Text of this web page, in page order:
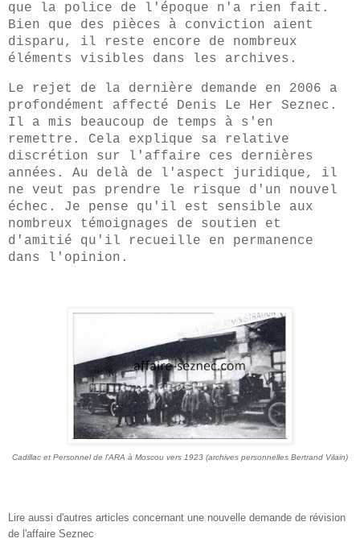
que la police de l'époque n'a rien fait.
Bien que des pièces à conviction aient
disparu, il reste encore de nombreux
éléments visibles dans les archives.
Le rejet de la dernière demande en 2006 a
profondément affecté Denis Le Her Seznec.
Il a mis beaucoup de temps à s'en
remettre. Cela explique sa relative
discrétion sur l'affaire ces dernières
années. Au delà de l'aspect juridique, il
ne veut pas prendre le risque d'un nouvel
échec. Je pense qu'il est sensible aux
nombreux témoignages de soutien et
d'amitié qu'il recueille en permanence
dans l'opinion.
Cadillac et Personnel de l'ARA à Moscou vers 1923 (archives personnelles Bertrand Vilain)
Lire aussi d'autres articles concernant une nouvelle demande de révision
de l'affaire Seznec